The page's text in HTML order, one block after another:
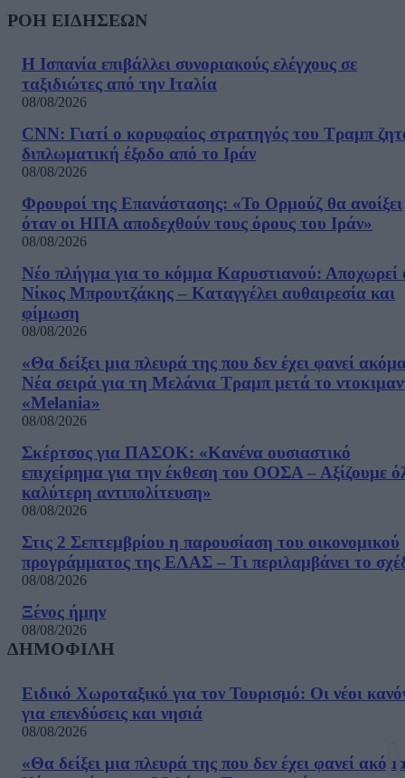
ΡΟΗ ΕΙΔΗΣΕΩΝ
Η Ισπανία επιβάλλει συνοριακούς ελέγχους σε
ταξιδιώτες από την Ιταλία
08/08/2026
CNN: Γιατί ο κορυφαίος στρατηγός του Τραμπ
διπλωματική έξοδο από το Ιράν
08/08/2026
Φρουροί της Επανάστασης: «Το Ορμούζ θα ανοίξει
όταν οι ΗΠΑ αποδεχθούν τους όρους του Ιράν»
08/08/2026
Νέο πλήγμα για το κόμμα Καρυστιανού: Αποχωρεί
Νίκος Μπρουτζάκης – Καταγγέλει αυθαιρεσία και
φίμωση
08/08/2026
«Θα δείξει μια πλευρά της που δεν έχει φανεί
Νέα σειρά για τη Μελάνια Τραμπ μετά το
«Melania»
08/08/2026
Σκέρτσος για ΠΑΣΟΚ: «Κανένα ουσιαστικό
επιχείρημα για την έκθεση του ΟΟΣΑ – Αξίζουμε
καλύτερη αντιπολίτευση»
08/08/2026
Στις 2 Σεπτεμβρίου η παρουσίαση του οικονομικού
προγράμματος της ΕΛΑΣ – Τι περιλαμβάνει το
08/08/2026
Ξένος ήμην
08/08/2026
ΔΗΜΟΦΙΛΗ
Ειδικό Χωροταξικό για τον Τουρισμό: Οι νέοι
για επενδύσεις και νησιά
08/08/2026
«Θα δείξει μια πλευρά της που δεν έχει φανεί